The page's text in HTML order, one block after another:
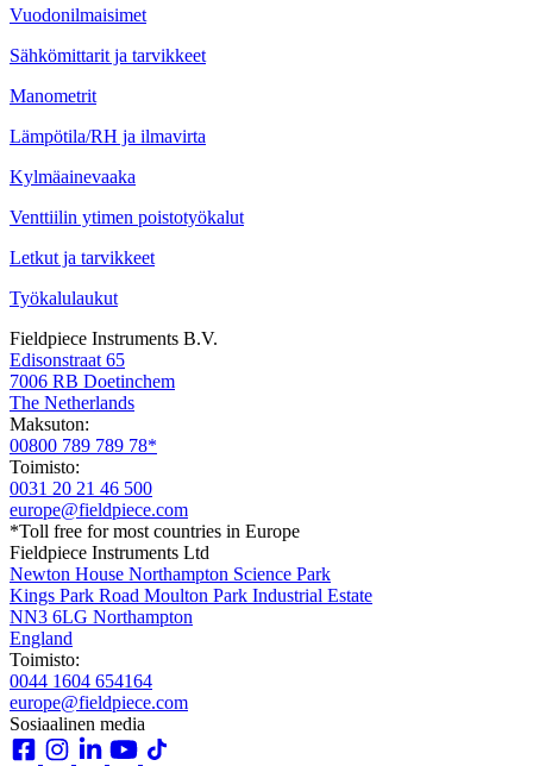
Vuodonilmaisimet
Sähkömittarit ja tarvikkeet
Manometrit
Lämpötila/RH ja ilmavirta
Kylmäainevaaka
Venttiilin ytimen poistotyökalut
Letkut ja tarvikkeet
Työkalulaukut
Fieldpiece Instruments B.V.
Edisonstraat 65
7006 RB Doetinchem
The Netherlands
Maksuton:
00800 789 789 78*
Toimisto:
0031 20 21 46 500
europe@fieldpiece.com
*Toll free for most countries in Europe
Fieldpiece Instruments Ltd
Newton House Northampton Science Park
Kings Park Road Moulton Park Industrial Estate
NN3 6LG Northampton
England
Toimisto:
0044 1604 654164
europe@fieldpiece.com
Sosiaalinen media